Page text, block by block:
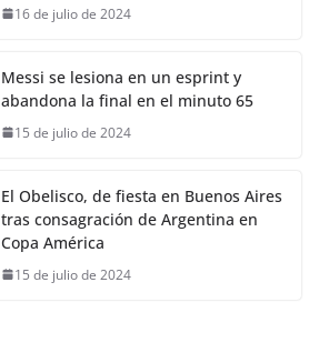
16 de julio de 2024
Messi se lesiona en un esprint y
abandona la final en el minuto 65
15 de julio de 2024
El Obelisco, de fiesta en Buenos Aires
tras consagración de Argentina en
Copa América
15 de julio de 2024